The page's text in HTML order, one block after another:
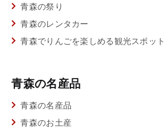
青森の祭り
青森のレンタカー
青森でりんごを楽しめる観光スポット
青森の名産品
青森の名産品
青森のお土産